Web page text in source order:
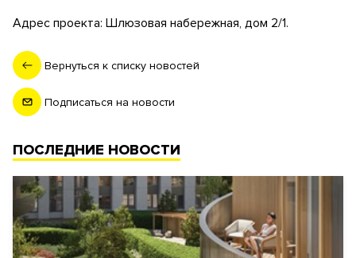
Адрес проекта: Шлюзовая набережная, дом 2/1.
Вернуться к списку новостей
Подписаться на новости
ПОСЛЕДНИЕ НОВОСТИ